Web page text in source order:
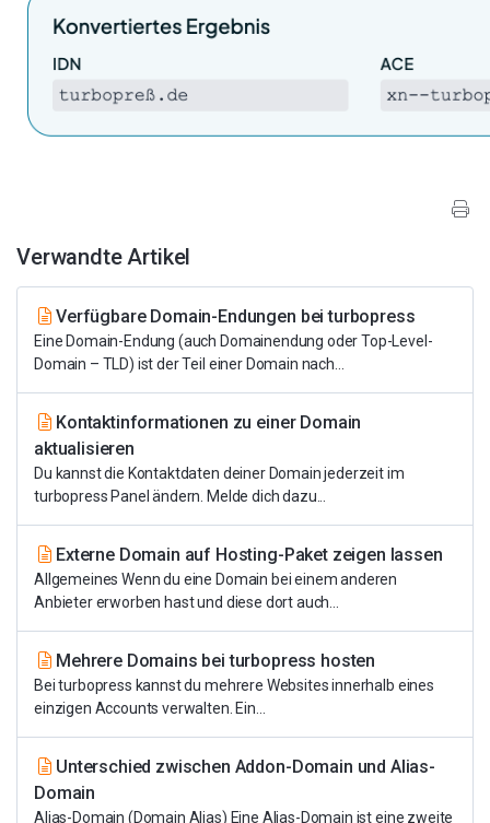
Verwandte Artikel
Verfügbare Domain-Endungen bei turbopress
Eine Domain-Endung (auch Domainendung oder Top-Level-
Domain – TLD) ist der Teil einer Domain nach...
Kontaktinformationen zu einer Domain
aktualisieren
Du kannst die Kontaktdaten deiner Domain jederzeit im
turbopress Panel ändern. Melde dich dazu...
Externe Domain auf Hosting-Paket zeigen lassen
Allgemeines Wenn du eine Domain bei einem anderen
Anbieter erworben hast und diese dort auch...
Mehrere Domains bei turbopress hosten
Bei turbopress kannst du mehrere Websites innerhalb eines
einzigen Accounts verwalten. Ein...
Unterschied zwischen Addon-Domain und Alias-
Domain
Alias-Domain (Domain Alias) Eine Alias-Domain ist eine zweite